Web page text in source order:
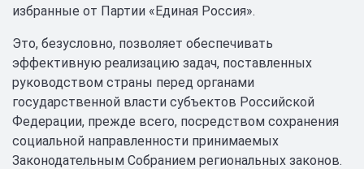
избранные от Партии «Единая Россия».
Это, безусловно, позволяет обеспечивать
эффективную реализацию задач, поставленных
руководством страны перед органами
государственной власти субъектов Российской
Федерации, прежде всего, посредством сохранения
социальной направленности принимаемых
Законодательным Собранием региональных законов.